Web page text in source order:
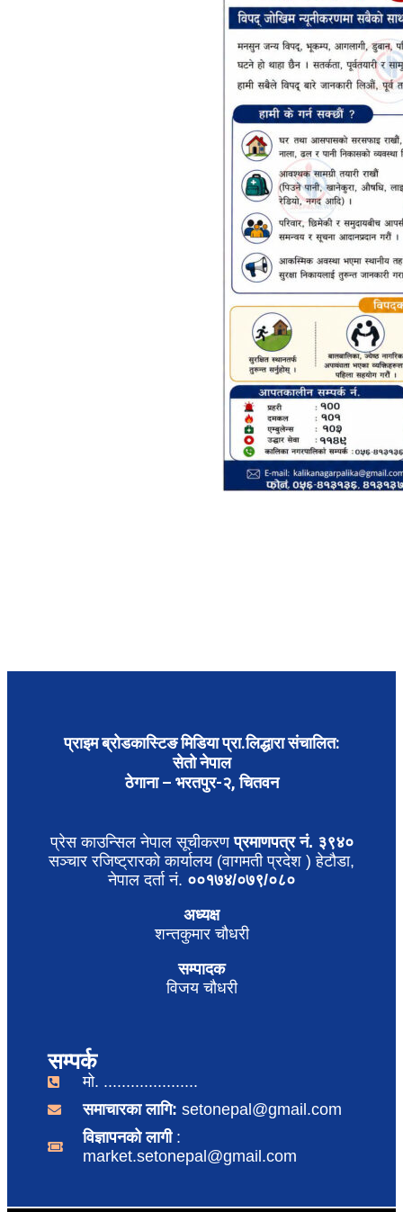
प्राइम ब्रोडकास्टिङ मिडिया प्रा.लिद्धारा संचालित:
सेतो नेपाल
ठेगाना – भरतपुर-२, चितवन
प्रेस काउन्सिल नेपाल सूचीकरणप्रमाणपत्र नं. ३९४०
सञ्चार रजिष्ट्रारको कार्यालय (वागमती प्रदेश ) हेटौडा,
नेपाल दर्ता नं. ००१७४/०७९/०८०
अध्यक्ष
शन्तकुमार चौधरी
सम्पादक
विजय चौधरी
सम्पर्क
मो. .....................
समाचारका लागि: setonepal@gmail.com
विज्ञापनको लागी :
market.setonepal@gmail.com